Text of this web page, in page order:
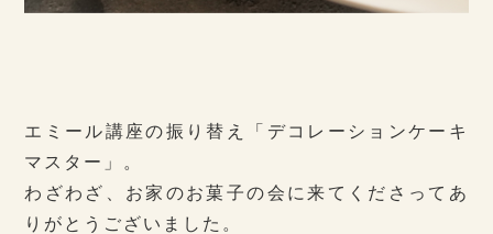
エミール講座の振り替え「デコレーションケーキ
マスター」。
わざわざ、お家のお菓子の会に来てくださってあ
りがとうございました。